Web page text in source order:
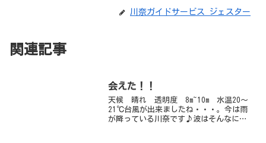
川奈ガイドサービス ジェスター
関連記事
会えた！！
天候 晴れ 透明度 8m~10m 水温20～
21℃台風が出来ましたね・・・。今は雨
が降っている川奈です♪波はそんなにあ